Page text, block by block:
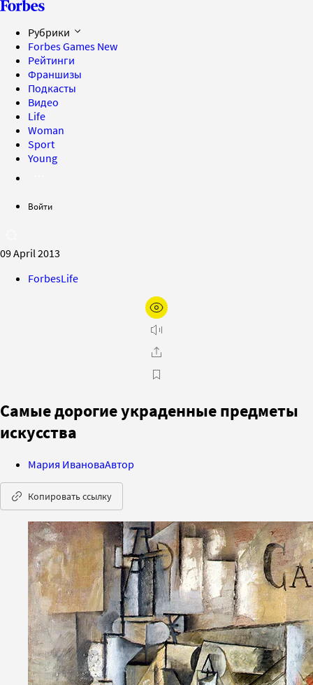
Рубрики
Forbes Games New
Рейтинги
Франшизы
Подкасты
Видео
Life
Woman
Sport
Young
Войти
09 April 2013
ForbesLife
Самые дорогие украденные предметы
искусства
Мария ИвановаАвтор
Копировать ссылку